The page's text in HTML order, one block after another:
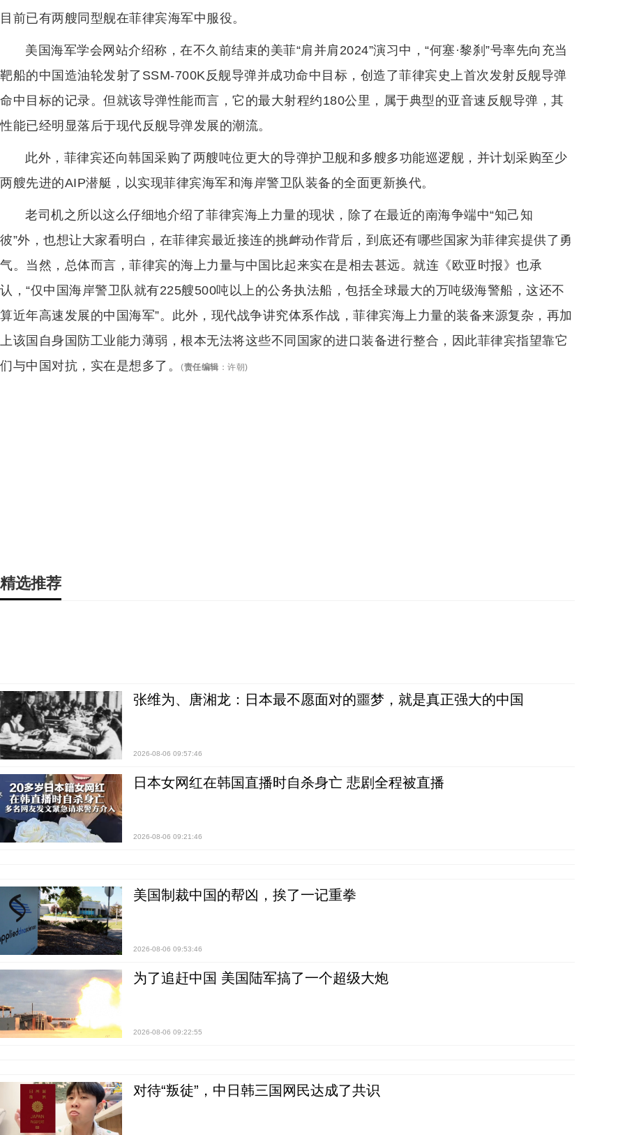
目前已有两艘同型舰在菲律宾海军中服役。
美国海军学会网站介绍称，在不久前结束的美菲“肩并肩2024”演习中，“何塞·黎刹”号率先向充当
靶船的中国造油轮发射了SSM-700K反舰导弹并成功命中目标，创造了菲律宾史上首次发射反舰导弹
命中目标的记录。但就该导弹性能而言，它的最大射程约180公里，属于典型的亚音速反舰导弹，其
性能已经明显落后于现代反舰导弹发展的潮流。
此外，菲律宾还向韩国采购了两艘吨位更大的导弹护卫舰和多艘多功能巡逻舰，并计划采购至少
两艘先进的AIP潜艇，以实现菲律宾海军和海岸警卫队装备的全面更新换代。
老司机之所以这么仔细地介绍了菲律宾海上力量的现状，除了在最近的南海争端中“知己知
彼”外，也想让大家看明白，在菲律宾最近接连的挑衅动作背后，到底还有哪些国家为菲律宾提供了勇
气。当然，总体而言，菲律宾的海上力量与中国比起来实在是相去甚远。就连《欧亚时报》也承
认，“仅中国海岸警卫队就有225艘500吨以上的公务执法船，包括全球最大的万吨级海警船，这还不
算近年高速发展的中国海军”。此外，现代战争讲究体系作战，菲律宾海上力量的装备来源复杂，再加
上该国自身国防工业能力薄弱，根本无法将这些不同国家的进口装备进行整合，因此菲律宾指望靠它
们与中国对抗，实在是想多了。
(责任编辑 ： 许朝)
精选推荐
张维为、唐湘龙：日本最不愿面对的噩梦，就是真正强大的中国
2026-08-06 09:57:46
日本女网红在韩国直播时自杀身亡 悲剧全程被直播
2026-08-06 09:21:46
美国制裁中国的帮凶，挨了一记重拳
2026-08-06 09:53:46
为了追赶中国 美国陆军搞了一个超级大炮
2026-08-06 09:22:55
对待“叛徒”，中日韩三国网民达成了共识